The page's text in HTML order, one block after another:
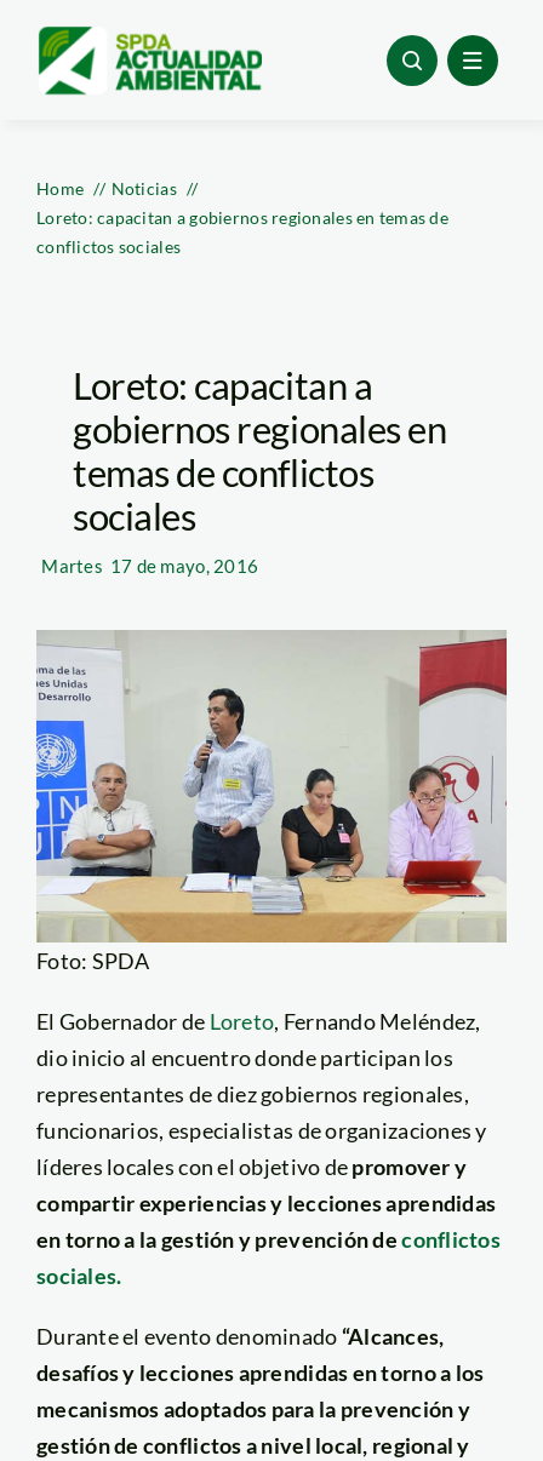
content
Home
Noticias
Loreto: capacitan a gobiernos regionales en temas de
conflictos sociales
Loreto: capacitan a
gobiernos regionales en
temas de conflictos
sociales
Martes 17 de mayo, 2016
Foto: SPDA
El Gobernador de Loreto, Fernando Meléndez,
dio inicio al encuentro donde participan los
representantes de diez gobiernos regionales,
funcionarios, especialistas de organizaciones y
líderes locales con el objetivo depromover y
compartir experiencias y lecciones aprendidas
en torno a la gestión y prevención deconflictos
sociales.
Durante el evento denominado “Alcances,
desafíos y lecciones aprendidas en torno a los
mecanismos adoptados para la prevención y
gestión de conflictos a nivel local, regional y